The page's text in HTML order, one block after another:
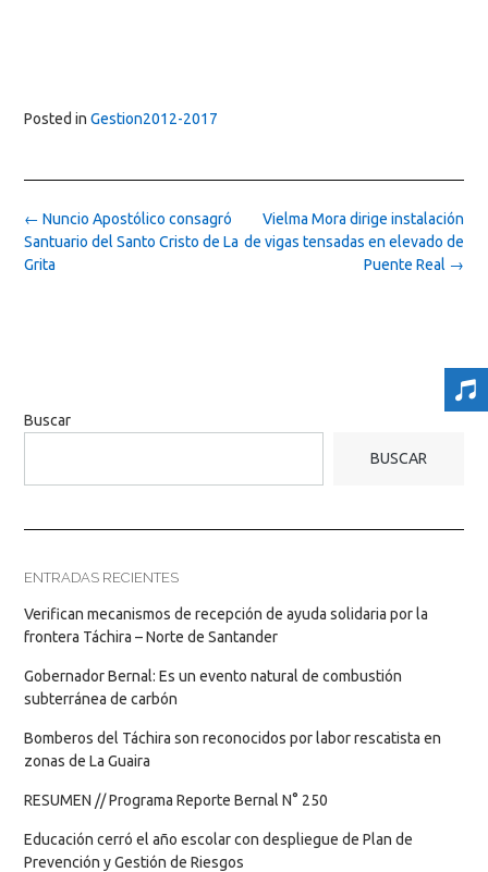
Posted in Gestion2012-2017
Post
navigation
Vielma Mora dirige instalación
de vigas tensadas en elevado de
Puente Real →
← Nuncio Apostólico consagró
Santuario del Santo Cristo de La
Grita
Buscar
BUSCAR
ENTRADAS RECIENTES
Verifican mecanismos de recepción de ayuda solidaria por la
frontera Táchira – Norte de Santander
Gobernador Bernal: Es un evento natural de combustión
subterránea de carbón
Bomberos del Táchira son reconocidos por labor rescatista en
zonas de La Guaira
RESUMEN // Programa Reporte Bernal N° 250
Educación cerró el año escolar con despliegue de Plan de
Prevención y Gestión de Riesgos